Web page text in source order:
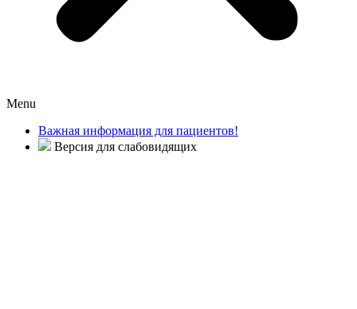
Menu
Важная информация для пациентов!
Версия для слабовидящих